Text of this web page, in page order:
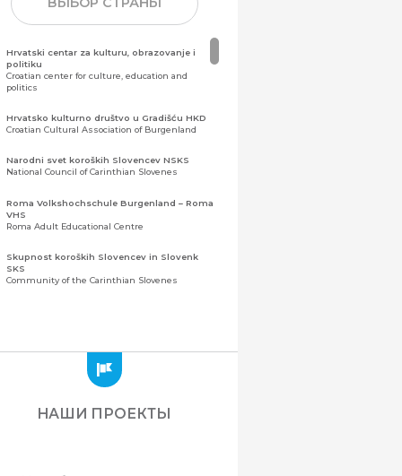
Hrvatski centar za kulturu, obrazovanje i
politiku
Croatian center for culture, education and
politics
Hrvatsko kulturno društvo u Gradišću HKD
Croatian Cultural Association of Burgenland
Narodni svet koroških Slovencev NSKS
National Council of Carinthian Slovenes
Roma Volkshochschule Burgenland – Roma
VHS
Roma Adult Educational Centre
Skupnost koroških Slovencev in Slovenk
SKS
Community of the Carinthian Slovenes
Zajednica Crnogoraca u Albaniji “ZCGA” -
ElbasanНАШИ ПРОЕКТЫ